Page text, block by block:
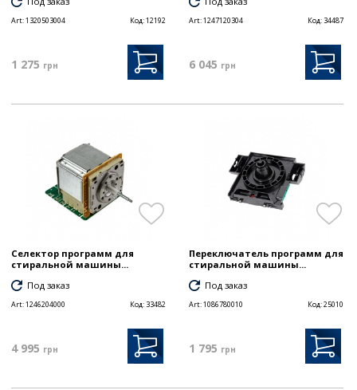
Art:1320503004 Код:12192
1 275 грн
Art:1247120304 Код: 34487
6 045 грн
Селектор программ для
стиральной машины...
Под заказ
Art:1246204000 Код: 33482
4 995 грн
Переключатель программ для
стиральной машины...
Под заказ
Art:1086780010 Код:25010
1 795 грн